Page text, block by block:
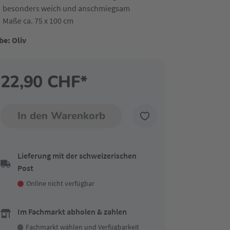
besonders weich und anschmiegsam
Maße ca. 75 x 100 cm
Oliv
22,90 CHF*
In den Warenkorb
Lieferung mit der schweizerischen
Post
Online nicht verfügbar
Im Fachmarkt abholen & zahlen
Fachmarkt wählen und Verfügbarkeit